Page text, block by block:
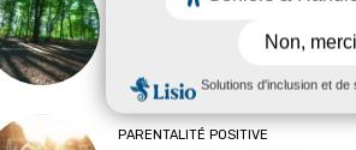
devenue une ressource
PARENTALITÉ POSITIVE